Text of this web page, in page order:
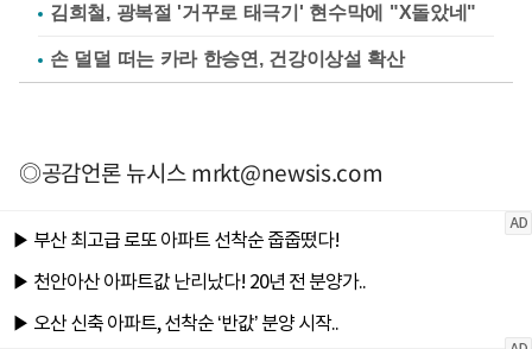
김희철, 광복절 '거꾸로 태극기' 현수막에 "X돌았네"
손 덜덜 떠는 카라 한승연, 건강이상설 확산
◎공감언론 뉴시스mrkt@newsis.com